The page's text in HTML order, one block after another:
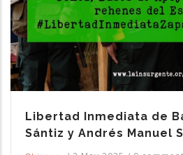
Libertad Inmediata de
Sántiz y Andrés Manuel